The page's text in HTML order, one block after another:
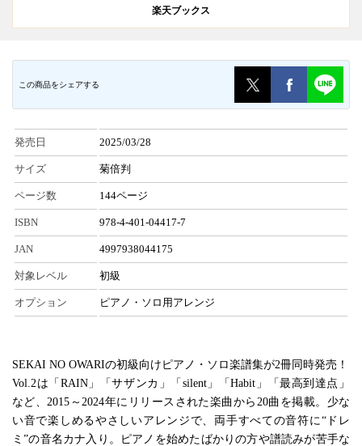
楽天ブックス
この商品をシェアする
発売日 2025/03/28
サイズ 菊倍判
ページ数 144ページ
ISBN 978-4-401-04417-7
JAN 4997938044175
対象レベル 初級
オプション ピアノ・ソロ用アレンジ
SEKAI NO OWARIの初級向けピアノ・ソロ楽譜集が2冊同時発売！
Vol.2は「RAIN」「サザンカ」「silent」「Habit」「最高到達点」
など、2015～2024年にリリースされた楽曲から20曲を掲載。少な
い音で楽しめるやさしいアレンジで、両手すべての音符に“ドレ
ミ”の音名カナ入り。ピアノを始めたばかりの方や譜読みが苦手な